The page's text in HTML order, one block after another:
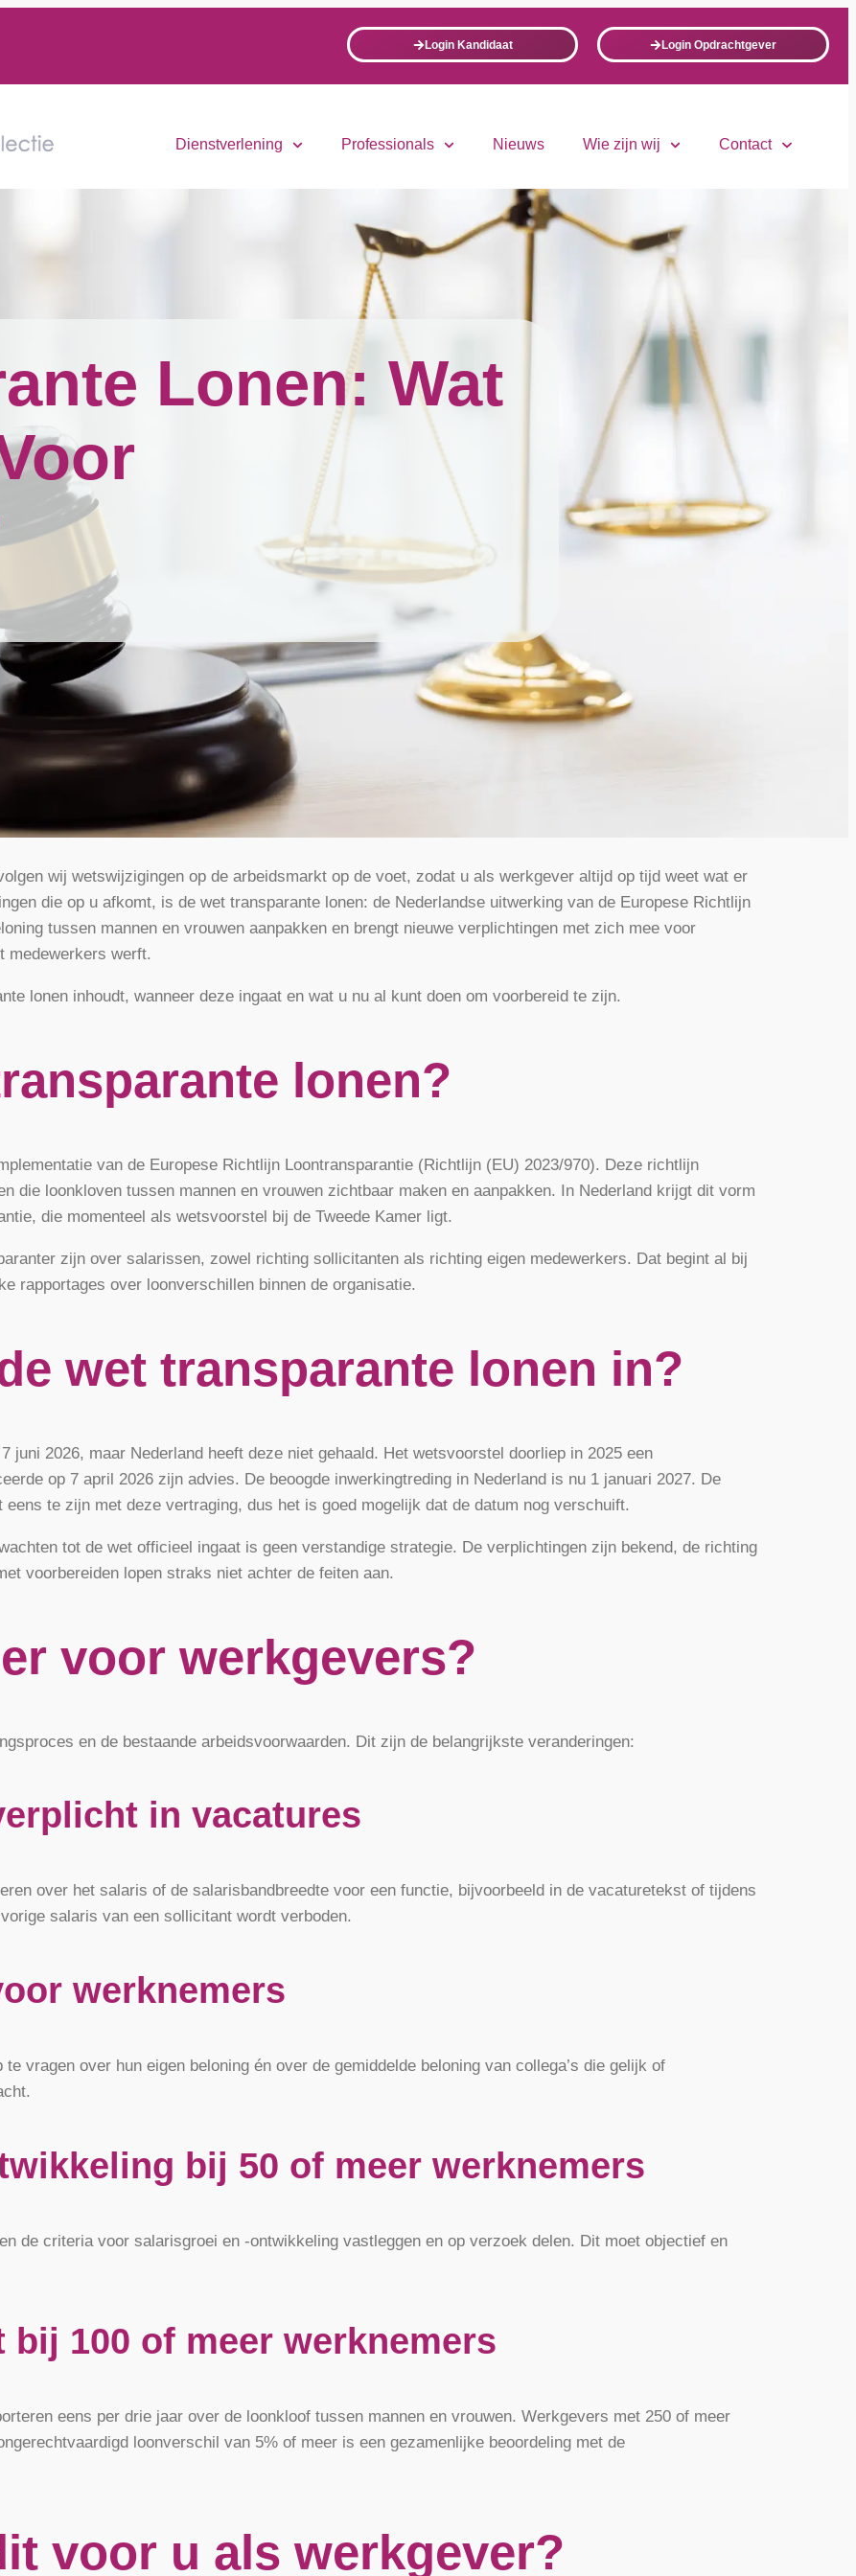
Login Kandidaat Login Opdrachtgever
Dienstverlening Professionals Nieuws Wie zijn wij Contact
Lonen: Wat
wij wetswijzigingen op de arbeidsmarkt op de voet, zodat u als werkgever altijd op tijd weet wat er
die op u afkomt, is de wet transparante lonen: de Nederlandse uitwerking van de Europese Richtlijn
tussen mannen en vrouwen aanpakken en brengt nieuwe verplichtingen met zich mee voor
medewerkers werft.
lonen inhoudt, wanneer deze ingaat en wat u nu al kunt doen om voorbereid te zijn.
lonen?
van de Europese Richtlijn Loontransparantie (Richtlijn (EU) 2023/970). Deze richtlijn
die loonkloven tussen mannen en vrouwen zichtbaar maken en aanpakken. In Nederland krijgt dit vorm
die momenteel als wetsvoorstel bij de Tweede Kamer ligt.
zijn over salarissen, zowel richting sollicitanten als richting eigen medewerkers. Dat begint al bij
rapportages over loonverschillen binnen de organisatie.
wet transparante lonen in?
juni 2026, maar Nederland heeft deze niet gehaald. Het wetsvoorstel doorliep in 2025 een
op 7 april 2026 zijn advies. De beoogde inwerkingtreding in Nederland is nu 1 januari 2027. De
te zijn met deze vertraging, dus het is goed mogelijk dat de datum nog verschuift.
tot de wet officieel ingaat is geen verstandige strategie. De verplichtingen zijn bekend, de richting
voorbereiden lopen straks niet achter de feiten aan.
voor werkgevers?
en de bestaande arbeidsvoorwaarden. Dit zijn de belangrijkste veranderingen:
in vacatures
over het salaris of de salarisbandbreedte voor een functie, bijvoorbeeld in de vacaturetekst of tijdens
salaris van een sollicitant wordt verboden.
werknemers
vragen over hun eigen beloning én over de gemiddelde beloning van collega’s die gelijk of
bij 50 of meer werknemers
de criteria voor salarisgroei en -ontwikkeling vastleggen en op verzoek delen. Dit moet objectief en
100 of meer werknemers
eens per drie jaar over de loonkloof tussen mannen en vrouwen. Werkgevers met 250 of meer
loonverschil van 5% of meer is een gezamenlijke beoordeling met de
voor u als werkgever?